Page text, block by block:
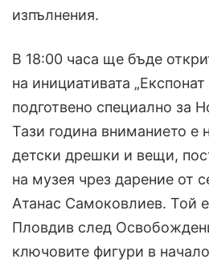
изпълнения.
В 18:00 часа ще бъде
на инициативата „Експонат
подготвено специално за
Тази година вниманието е
детски дрешки и вещи,
на музея чрез дарение от
Атанас Самоковлиев. Той
Пловдив след
ключовите фигури в